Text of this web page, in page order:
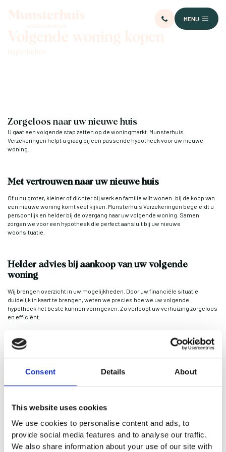
Consent Details About
This website uses cookies
We use cookies to personalise content and ads, to
provide social media features and to analyse our traffic.
We also share information about your use of our site with
MENU
Volgende woning kopen
Hypotheken
Zorgeloos naar uw nieuwe huis
U gaat een volgende stap zetten op de woningmarkt. Munsterhuis
Verzekeringen helpt u graag bij een passende hypotheek voor uw nieuwe
woning.
Met vertrouwen naar uw nieuwe huis
Of u nu groter, kleiner of dichter bij werk en familie wilt wonen: bij de koop van
een nieuwe woning komt veel kijken. Munsterhuis Verzekeringen begeleidt u
persoonlijk en helder bij de overgang naar uw volgende woning. Samen
zorgen we voor een hypotheek die perfect aansluit bij uw nieuwe
woonsituatie.
Helder advies bij aankoop van uw volgende
woning
Wij brengen overzicht in uw mogelijkheden. Door uw financiële situatie
duidelijk in kaart te brengen, weten we precies hoe we uw volgende
hypotheek het beste kunnen vormgeven. Zo verloopt uw verhuizing zorgeloos
en efficiënt.
Wij maken het regelen van uw hypotheek helder en begrijpelijk. We nemen de
tijd om uw financiële situatie en wensen zorgvuldig in kaart te brengen, zodat u
precies weet waar u aan toe bent. Zo kunt u met een gerust hart uw eerste
woning kopen.